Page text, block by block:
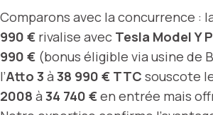
Comparons avec la concurrence :
990 € rivalise avec Tesla Model Y
990 € (bonus éligible via usine de
l’Atto 3 à 38 990 € TTC souscote
2008 à 34 740 €en entrée mais